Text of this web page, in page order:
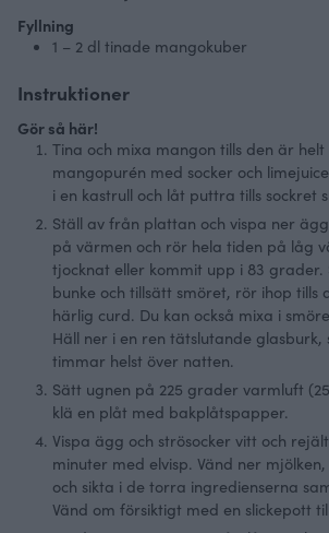
Fyllning
1 – 2 dl tinade mangokuber
Instruktioner
Gör så här!
Tina och mixa mangon tills den är helt
mangopurén med socker och
i en kastrull och låt puttra tills sockret
Ställ av från plattan och vispa ner
på värmen och rör hela tiden på låg
tjocknat eller kommit upp i 83 grader.
bunke och tillsätt smöret, rör ihop tills
härlig curd. Du kan också mixa i
Häll ner i en ren tätslutande glasburk,
timmar helst över natten.
Sätt ugnen på 225 grader varmluft
klä en plåt med bakplåtspapper.
Vispa ägg och strösocker vitt och
minuter med elvisp. Vänd ner
och sikta i de torra ingredienserna
Vänd om försiktigt med en slickepott